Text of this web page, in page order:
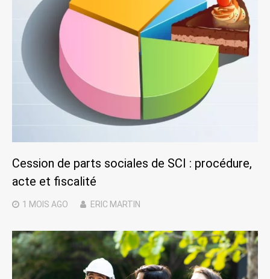
Cession de parts sociales de SCI : procédure,
acte et fiscalité
1 MOIS AGO ERIC MARTIN